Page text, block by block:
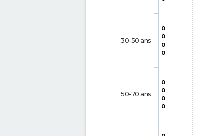
0
0
0
0
0
0
0
0
30-50 ans
50-70 ans